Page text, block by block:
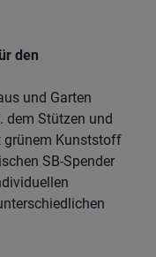
den
und Garten
dem Stützen und
grünem Kunststoff
SB-Spender